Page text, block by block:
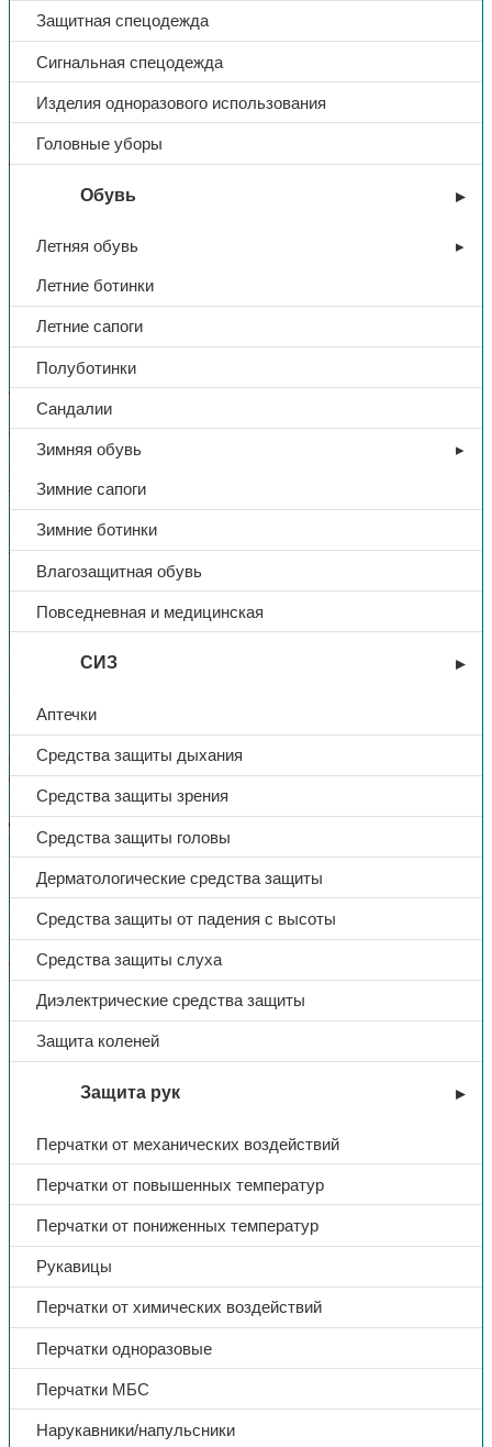
Защитная спецодежда
Сигнальная спецодежда
Изделия одноразового использования
Головные уборы
Обувь
Летняя обувь
Летние ботинки
Летние сапоги
Полуботинки
Сандалии
Зимняя обувь
Зимние сапоги
Зимние ботинки
Влагозащитная обувь
Повседневная и медицинская
СИЗ
Аптечки
Средства защиты дыхания
Средства защиты зрения
Средства защиты головы
Дерматологические средства защиты
Средства защиты от падения с высоты
Средства защиты слуха
Диэлектрические средства защиты
Защита коленей
Защита рук
Перчатки от механических воздействий
Перчатки от повышенных температур
Перчатки от пониженных температур
Рукавицы
Перчатки от химических воздействий
Перчатки одноразовые
Перчатки МБС
Нарукавники/напульсники
Костюмы летние
Костюм «Фаворит-Мега» жен.,
куртка/брюки, тк.Смесовая,
(васильковый/т. синий/
черный), 240 гр/м², СОП
4660,00₽
В избранное
Категории:
Спецодежда
Поделиться:
Поделиться в Telegram
Поделиться в
Whatsapp
Описание
Костюм женский летний состоит из куртки и
полукомбинезона.
Куртка, удлиненная, прямого силуэта, с воротником стойка, с
центральной застёжкой на молнию от края воротника,
накрытую ветрозащитным клапаном, с нижними боковыми
карманами в рельефных швах, с кулиской на резинке по талии
спинки, линия низа спинки фигурная и удлинённая по
отношению к полочкам. Рукава втачные, с манжетой,
частично стянутой на резинку. В куртке предусмотрены
детали из ленты светоотражающей 50мм для обозначения
сигнальной видимости.
Полукомбинезон с застёжкой в левом боковом шве на 3
пуговицы. Полукомбинезон, с внутренними боковыми
карманами и тремя накладными карманами: нагрудным,
задним и на левом боковом шве. Полукомбинезон с
бретелями, длина которых регулируется. На полукомбинезоне
усилительные накладки в области колена на передних
половинках и понизу шагового шва на передних и задних
половинках.
Ткань Смесовая
Плотность 240
Цвет
Отделка т. синий/черный